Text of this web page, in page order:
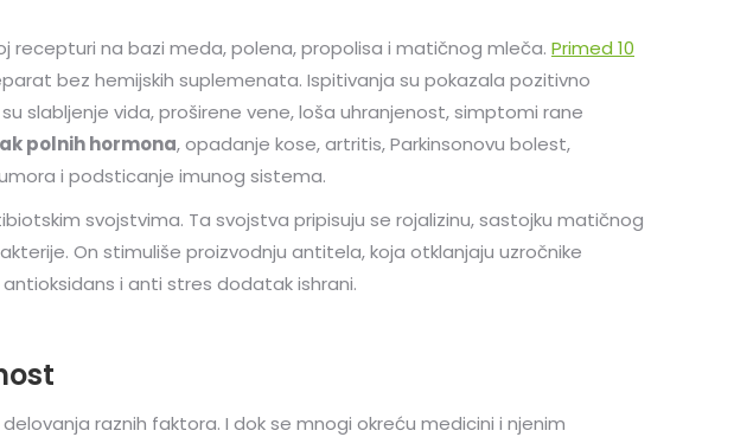
recepturi na bazi meda, polena, propolisa i matičnog mleča. Primed 10
bez hemijskih suplemenata. Ispitivanja su pokazala pozitivno
slabljenje vida, proširene vene, loša uhranjenost, simptomi rane
polnih hormona, opadanje kose, artritis, Parkinsonovu bolest,
i podsticanje imunog sistema.
svojstvima. Ta svojstva pripisuju se rojalizinu, sastojku matičnog
On stimuliše proizvodnju antitela, koja otklanjaju uzročnike
i anti stres dodatak ishrani.
raznih faktora. I dok se mnogi okreću medicini i njenim